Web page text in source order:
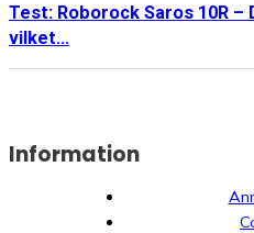
Test: Roborock Saros 10R
vilket...
Information